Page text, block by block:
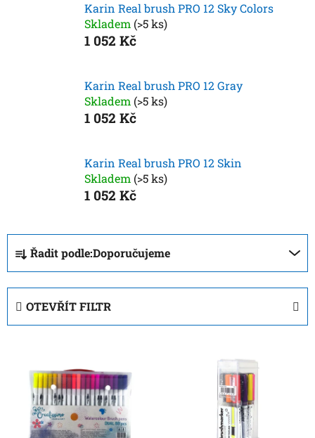
Karin Real brush PRO 12 Sky Colors
Skladem (>5 ks)
1 052 Kč
Karin Real brush PRO 12 Gray
Skladem (>5 ks)
1 052 Kč
Karin Real brush PRO 12 Skin
Skladem (>5 ks)
1 052 Kč
Ř
a
z
n
Řadit podle:Doporučujeme
OTEVŘÍT FILTR